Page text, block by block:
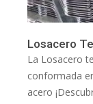
Losacero
La Losacero
conformada
acero